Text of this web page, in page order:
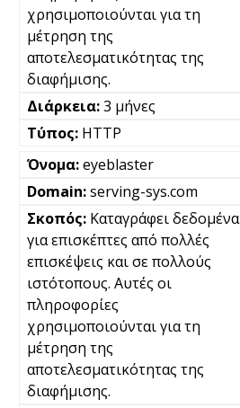
χρησιμοποιούνται για τη
μέτρηση της
αποτελεσματικότητας της
διαφήμισης.
3 μήνες
HTTP
eyeblaster
serving-sys.com
Καταγράφει δεδομένα
για επισκέπτες από πολλές
επισκέψεις και σε πολλούς
ιστότοπους. Αυτές οι
πληροφορίες
χρησιμοποιούνται για τη
μέτρηση της
αποτελεσματικότητας της
διαφήμισης.